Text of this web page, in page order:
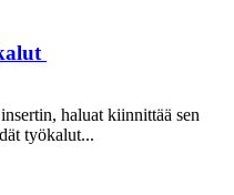
haluat kiinnittää sen
työkalut...